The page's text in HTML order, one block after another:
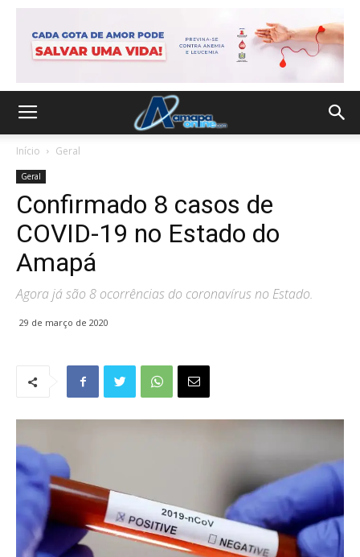
Início Geral
Geral
Confirmado 8 casos de
COVID-19 no Estado do
Amapá
Agora já são 8 ocorrências do coronavírus no Estado.
29 de março de 2020